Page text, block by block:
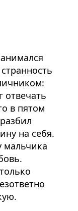
отвечать
в пятом
на себя.
мальчика